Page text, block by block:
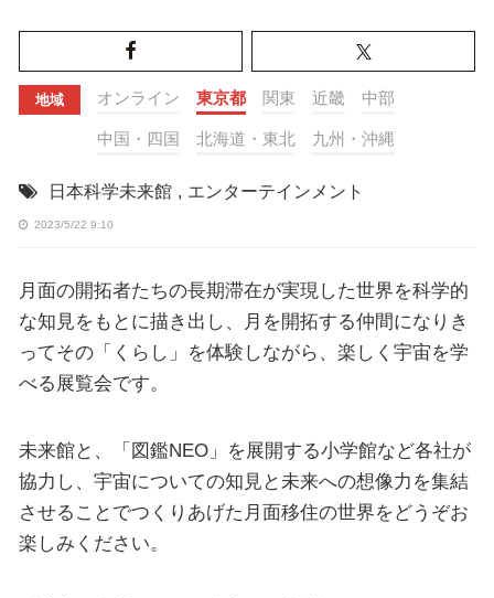
地域 オンライン 東京都 関東 近畿 中部
中国・四国 北海道・東北 九州・沖縄
日本科学未来館 , エンターテインメント
2023/5/22 9:10
月面の開拓者たちの長期滞在が実現した世界を科学的
な知見をもとに描き出し、月を開拓する仲間になりき
ってその「くらし」を体験しながら、楽しく宇宙を学
べる展覧会です。
未来館と、「図鑑NEO」を展開する小学館など各社が
協力し、宇宙についての知見と未来への想像力を集結
させることでつくりあげた月面移住の世界をどうぞお
楽しみください。